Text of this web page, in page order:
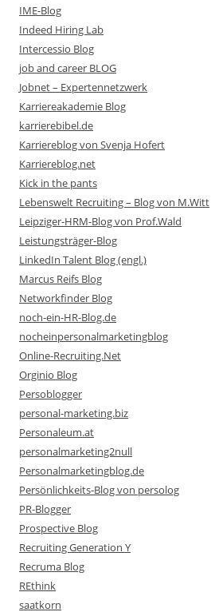
IME-Blog
Indeed Hiring Lab
Intercessio Blog
job and career BLOG
Jobnet – Expertennetzwerk
Karriereakademie Blog
karrierebibel.de
Karriereblog von Svenja Hofert
Karriereblog.net
Kick in the pants
Lebenswelt Recruiting – Blog von M.Witt
Leipziger-HRM-Blog von Prof.Wald
Leistungsträger-Blog
LinkedIn Talent Blog (engl.)
Marcus Reifs Blog
Networkfinder Blog
noch-ein-HR-Blog.de
nocheinpersonalmarketingblog
Online-Recruiting.Net
Orginio Blog
Persoblogger
personal-marketing.biz
Personaleum.at
personalmarketing2null
Personalmarketingblog.de
Persönlichkeits-Blog von persolog
PR-Blogger
Prospective Blog
Recruiting Generation Y
Recruma Blog
REthink
saatkorn